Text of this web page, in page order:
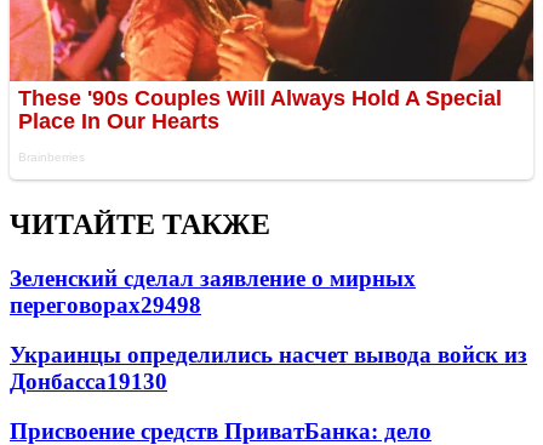
ЧИТАЙТЕ ТАКЖЕ
Зеленский сделал заявление о мирных
переговорах29498
Украинцы определились насчет вывода войск из
Донбасса19130
Присвоение средств ПриватБанка: дело